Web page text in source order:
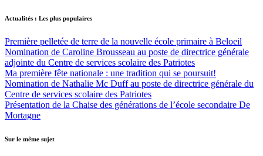
Actualités : Les plus populaires
Première pelletée de terre de la nouvelle école primaire à Beloeil
Nomination de Caroline Brousseau au poste de directrice générale
adjointe du Centre de services scolaire des Patriotes
Ma première fête nationale : une tradition qui se poursuit!
Nomination de Nathalie Mc Duff au poste de directrice générale du
Centre de services scolaire des Patriotes
Présentation de la Chaise des générations de l’école secondaire De
Mortagne
Sur le même sujet